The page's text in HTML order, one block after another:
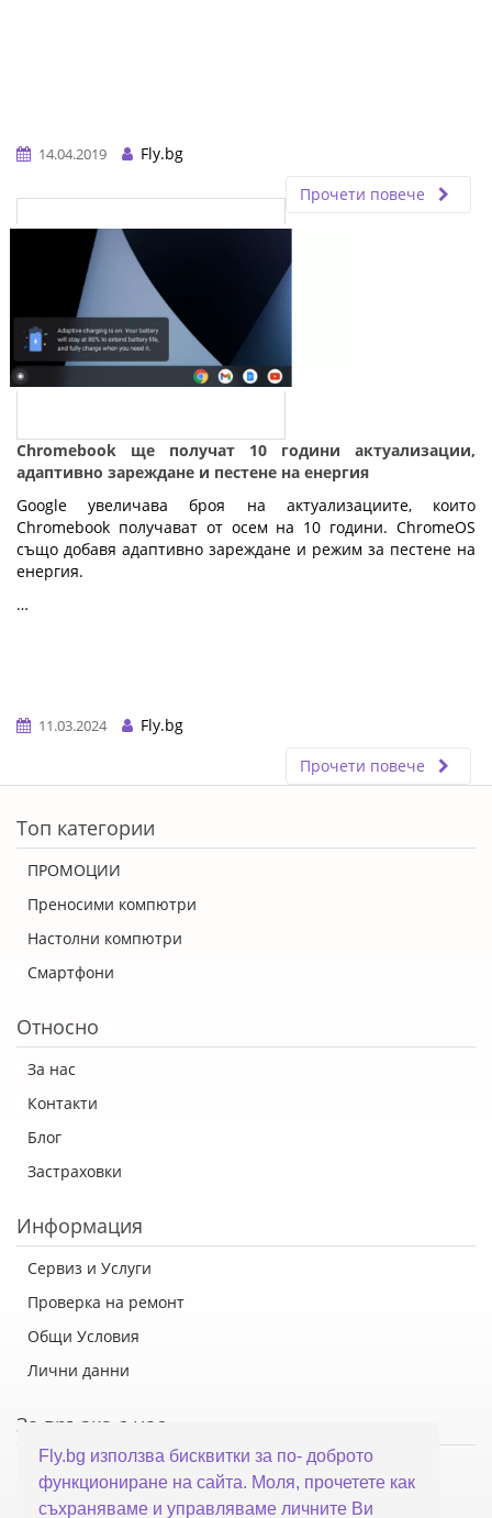
Fly.bg използва бисквитки за по- доброто
функциониране на сайта. Моля, прочетете как
съхраняваме и управляваме личните Ви
14.04.2019
Fly.bg
Прочети повече
Chromebook ще получат 10 години актуализации,
адаптивно зареждане и пестене на енергия
Google увеличава броя на актуализациите, които
Chromebook получават от осем на 10 години. ChromeOS
също добавя адаптивно зареждане и режим за пестене на
енергия.
…
11.03.2024
Fly.bg
Прочети повече
Топ категории
ПРОМОЦИИ
Преносими компютри
Настолни компютри
Смартфони
Относно
За нас
Контакти
Блог
Застраховки
Информация
Сервиз и Услуги
Проверка на ремонт
Общи Условия
Лични данни
За връзка с нас
Флай Систем ООД
гр. Варна, ул. Каймакчалан 10А